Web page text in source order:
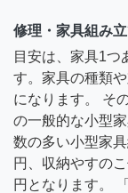
修理・家具組み
目安は、家具1つ
す。家具の種類
になります。 そ
の一般的な小型
数の多い小型家
円、収納やすの
円となります。